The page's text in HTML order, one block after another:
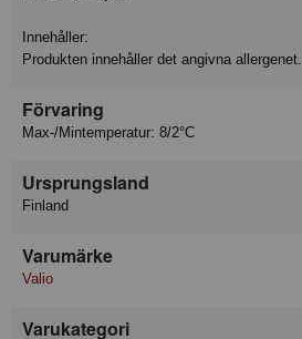
Innehåller:
Produkten innehåller det angivna allergenet.
Förvaring
Max-/Mintemperatur: 8/2°C
Ursprungsland
Finland
Varumärke
Valio
Varukategori